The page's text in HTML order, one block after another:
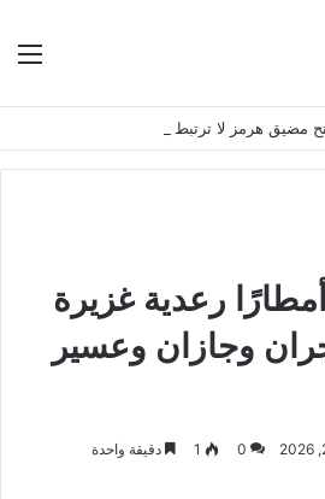
أمطارًا رعدية غزيرة
وجازان وعسير
0
1 دقيقة واحدة